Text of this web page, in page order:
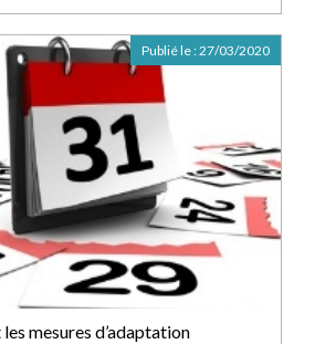
mesures d’adaptation
Publié le :27/03/2020